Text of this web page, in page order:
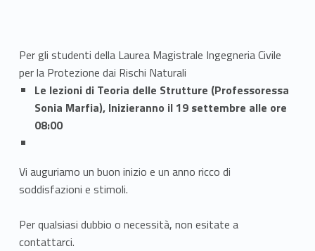
Per gli studenti della Laurea Magistrale Ingegneria Civile
per la Protezione dai Rischi Naturali
Le lezioni di Teoria delle Strutture (Professoressa
Sonia Marfia), Inizieranno il 19 settembre alle ore
08:00
Vi auguriamo un buon inizio e un anno ricco di
soddisfazioni e stimoli.
Per qualsiasi dubbio o necessità, non esitate a
contattarci.